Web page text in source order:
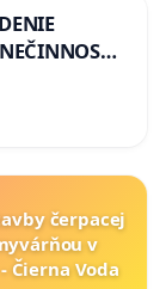
čerpacej
v
Čierna Voda